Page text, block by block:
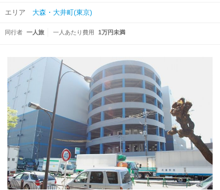
エリア 大森・大井町(東京)
同行者 一人旅 一人あたり費用 1万円未満